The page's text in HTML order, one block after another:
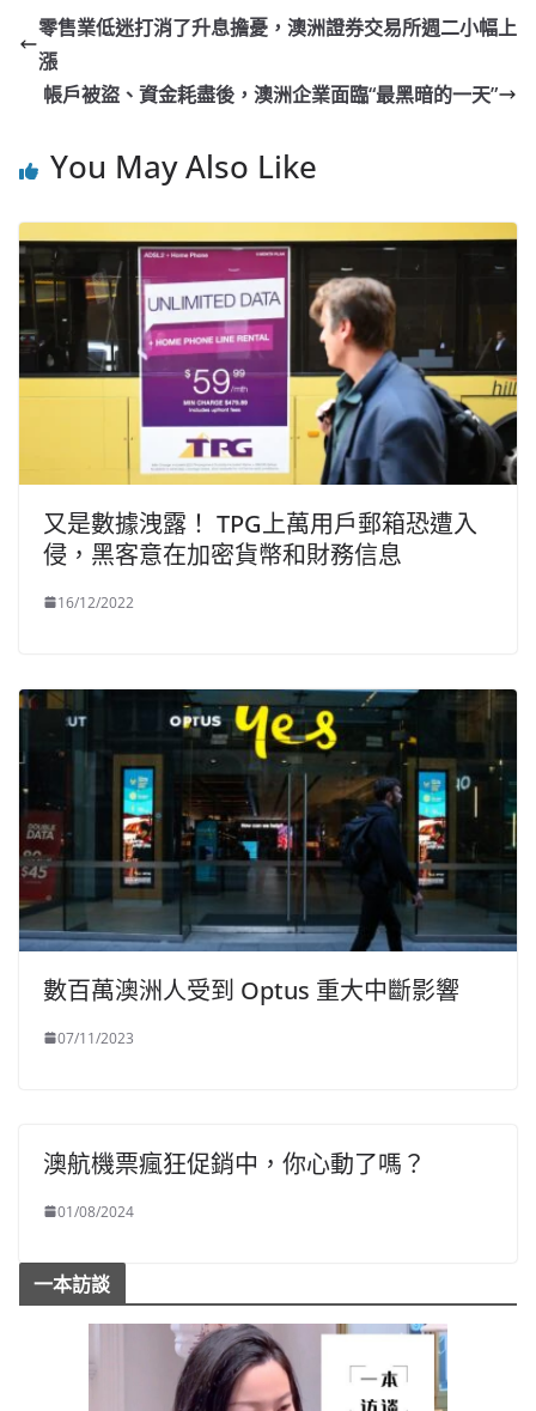
零售業低迷打消了升息擔憂，澳洲證券交易所週二小幅上
漲
帳戶被盜、資金耗盡後，澳洲企業面臨“最黑暗的一天”
You May Also Like
又是數據洩露！ TPG上萬用戶郵箱恐遭入
侵，黑客意在加密貨幣和財務信息
16/12/2022
數百萬澳洲人受到 Optus 重大中斷影響
07/11/2023
澳航機票瘋狂促銷中，你心動了嗎？
01/08/2024
一本訪談